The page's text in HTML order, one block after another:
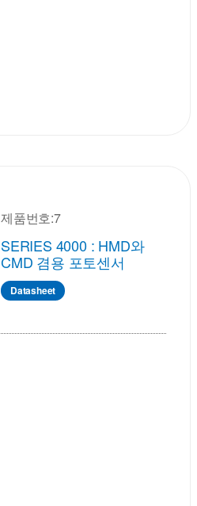
제품번호:7
SERIES 4000 : HMD와
CMD 겸용 포토센서
Datasheet